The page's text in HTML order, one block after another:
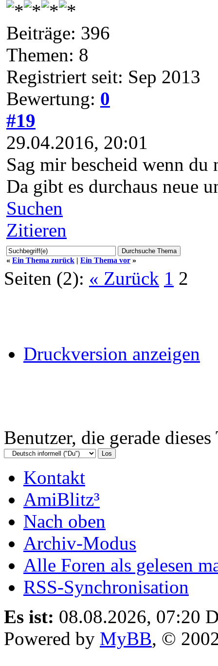
Beiträge: 396
Themen: 8
Registriert seit: Sep 2013
Bewertung: 0
#19
29.04.2016, 20:01
Sag mir bescheid wenn du
Da gibt es durchaus neue
Suchen
Zitieren
« Ein Thema zurück | Ein Thema vor »
Seiten (2): « Zurück 1 2
Druckversion anzeigen
Benutzer, die gerade
Kontakt
AmiBlitz³
Nach oben
Archiv-Modus
Alle Foren als gelesen
RSS-Synchronisation
Es ist: 08.08.2026, 07:20
Powered by MyBB, ©